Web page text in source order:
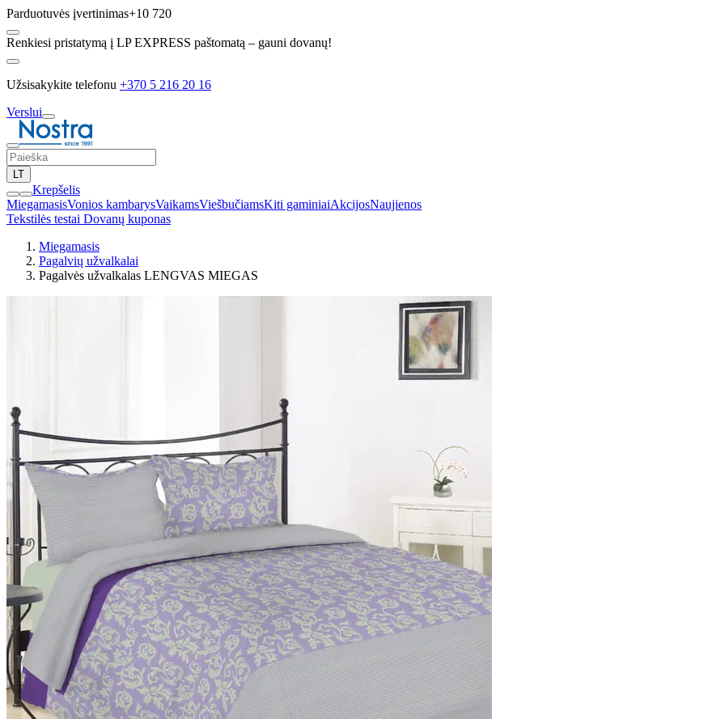
Parduotuvės įvertinimas+10 720
Renkiesi pristatymą į LP EXPRESS paštomatą – gauni dovanų!
Užsisakykite telefonu +370 5 216 20 16
Verslui
LT
Krepšelis
MiegamasisVonios kambarysVaikamsViešbučiamsKiti gaminiaiAkcijosNaujienos
Tekstilės testai Dovanų kuponas
Miegamasis
Pagalvių užvalkalai
Pagalvės užvalkalas LENGVAS MIEGAS